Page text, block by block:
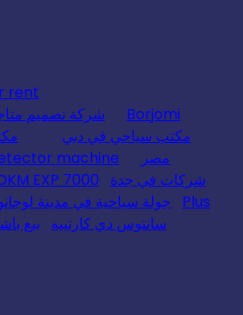
rent
Borjomi
شركة تصميم
مكتب سياحي في دبي
مصر
machine
شركات في جدة
EXP 7000
Plus
جولة سياحية في مدينة
سانتوس دي كارتييه
بيع